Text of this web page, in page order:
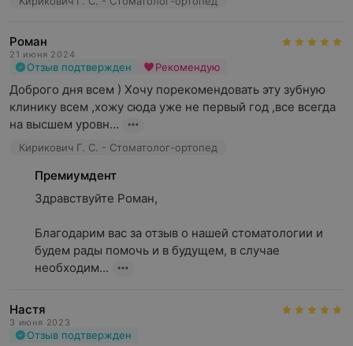
имплантация зубов в Беларуси стоит дешевле,
согласовываем необходимость консультации
стоматолога-хирурга или стоматолога-ортопеда
Роман
21 июня 2024
Отзыв подтвержден Рекомендую
Доброго дня всем ) Хочу порекомендовать эту зубную
клинику всем ,хожу сюда уже не первый год ,все всегда
на высшем уровн...
Кирикович Г. С. - Стоматолог-ортопед
Премиумдент
Здравствуйте Роман,
Благодарим вас за отзыв о нашей стоматологии и
будем рады помочь и в будущем, в случае
необходим...
Настя
3 июня 2023
Отзыв подтвержден